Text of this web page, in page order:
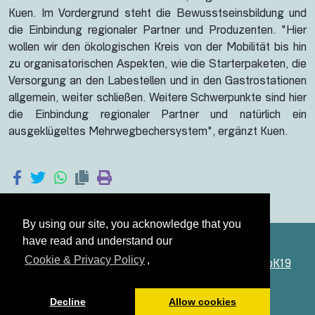
By using our site, you acknowledge that you
have read and understand our
Cookie & Privacy Policy ,
Decline Allow cookies
Kuen. Im Vordergrund steht die Bewusstseinsbildung und
die Einbindung regionaler Partner und Produzenten. "Hier
wollen wir den ökologischen Kreis von der Mobilität bis hin
zu organisatorischen Aspekten, wie die Starterpaketen, die
Versorgung an den Labestellen und in den Gastrostationen
allgemein, weiter schließen. Weitere Schwerpunkte sind hier
die Einbindung regionaler Partner und natürlich ein
ausgeklügeltes Mehrwegbechersystem", ergänzt Kuen.
Österreich dreht am Rad ist eine Marke der
StudioK19